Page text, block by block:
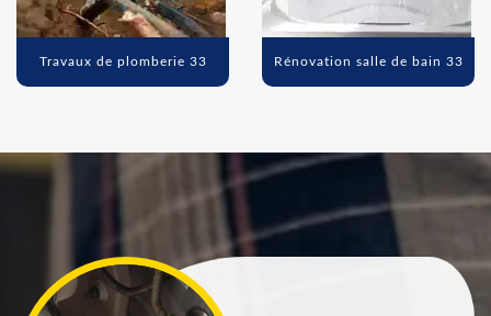
Travaux de plomberie 33 Rénovation salle de bain 33